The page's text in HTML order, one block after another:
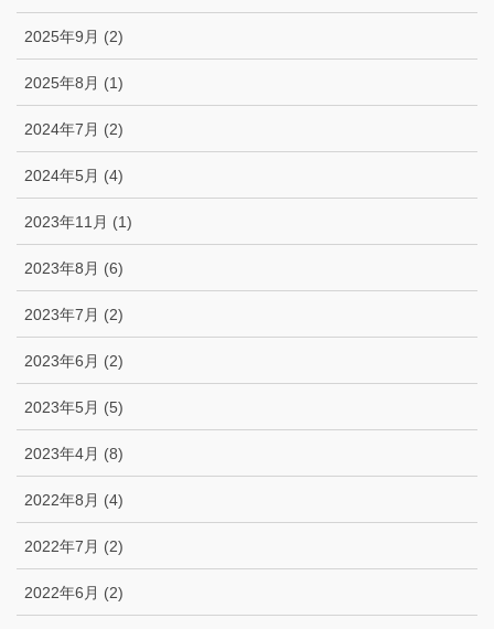
2025年9月 (2)
2025年8月 (1)
2024年7月 (2)
2024年5月 (4)
2023年11月 (1)
2023年8月 (6)
2023年7月 (2)
2023年6月 (2)
2023年5月 (5)
2023年4月 (8)
2022年8月 (4)
2022年7月 (2)
2022年6月 (2)